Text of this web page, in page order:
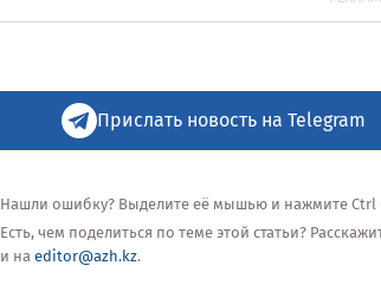
Прислать новость на Telegram
Нашли ошибку? Выделите её мышью и нажмите Ctrl
Есть, чем поделиться по теме этой статьи?
и на editor@azh.kz.